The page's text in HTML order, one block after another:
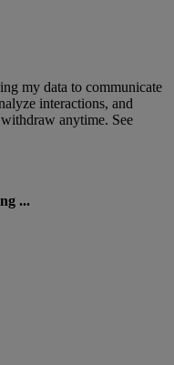
my data to communicate
interactions, and
anytime. See
...